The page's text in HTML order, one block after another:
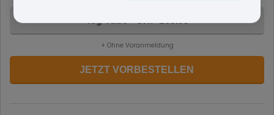
40g Tube - CHF 168.95
+ Ohne Voranmeldung
JETZT VORBESTELLEN